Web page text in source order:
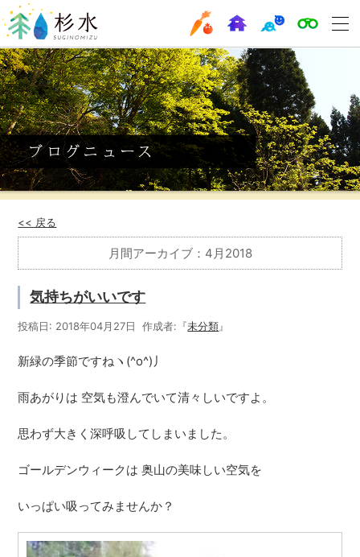
<< 戻る
月間アーカイブ：4月2018
気持ちがいいです
投稿日: 2018年04月27日 作成者:『未分類』
新緑の季節ですねヽ(^o^)丿
雨あがりは 空気も澄んでいて清々しいですよ。
思わず大きく深呼吸してしまいました。
ゴールデンウィークは 奥山の美味しい空気を
いっぱい吸ってみませんか？